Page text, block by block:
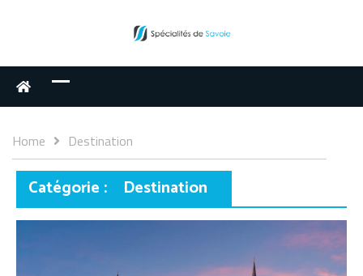
Home Destination
Catégorie : Destination